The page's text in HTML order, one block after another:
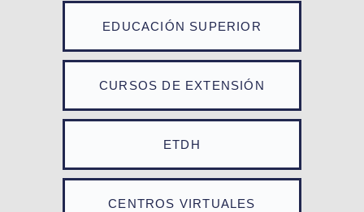
EDUCACIÓN SUPERIOR
CURSOS DE EXTENSIÓN
ETDH
CENTROS VIRTUALES